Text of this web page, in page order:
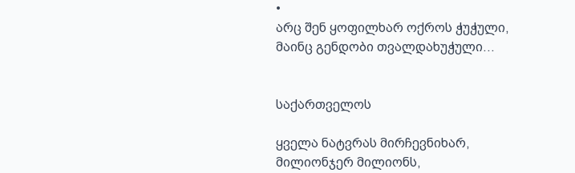
•
არც შენ ყოფილხარ ოქროს ჭუჭული,
მაინც გენდობი თვალდახუჭული...
საქართველოს
ყველა ნატვრას მირჩევნიხარ,
მილიონჯერ მილიონს,